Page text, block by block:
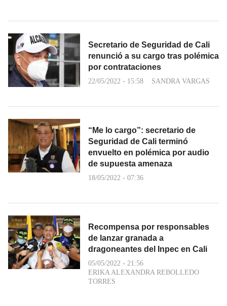
Secretario de Seguridad de Cali
renunció a su cargo tras polémica
por contrataciones
22/05/2022 - 15:58 SANDRA VARGAS
“Me lo cargo”: secretario de
Seguridad de Cali terminó
envuelto en polémica por audio
de supuesta amenaza
18/05/2022 - 07:36
Recompensa por responsables
de lanzar granada a
dragoneantes del Inpec en Cali
05/05/2022 - 21:56
ERIKA ALEXANDRA REBOLLEDO
TORRES